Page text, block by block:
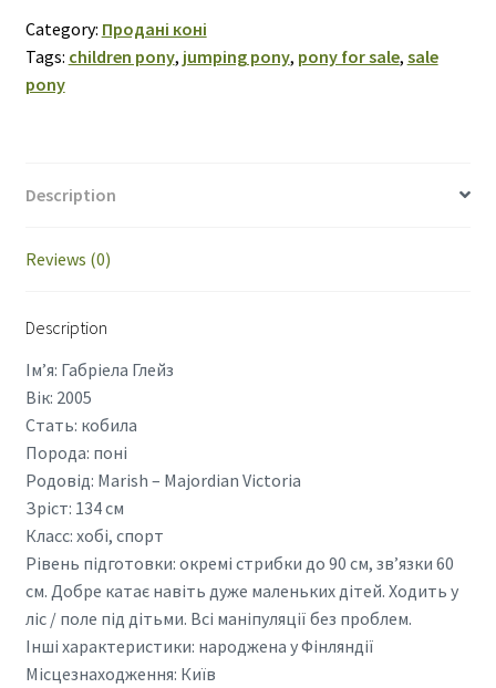
Category: Продані коні
Tags: children pony, jumping pony, pony for sale, sale
pony
Description
Reviews (0)
Description
Ім’я: Габріела Глейз
Вік: 2005
Стать: кобила
Порода: поні
Родовід: Marish – Majordian Victoria
Зріст: 134 см
Класс: хобі, спорт
Рівень підготовки: окремі стрибки до 90 см, зв’язки 60
см. Добре катає навіть дуже маленьких дітей. Ходить у
ліс / поле під дітьми. Всі маніпуляції без проблем.
Інші характеристики: народжена у Фінляндії
Місцезнаходження: Київ